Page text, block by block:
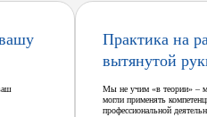
Практика на
вытянутой
Мы не учим «в теории» –
могли применять
профессиональной